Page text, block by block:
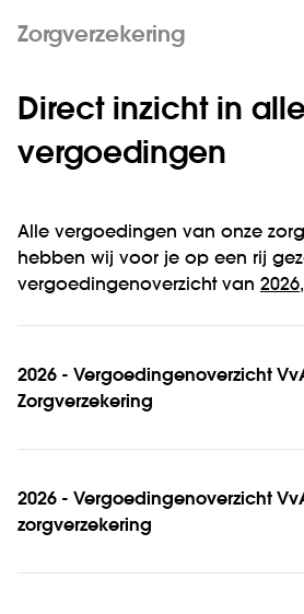
Zorgverzekering
Direct inzicht in alle
vergoedingen
Alle vergoedingen van onze
hebben wij voor je op een rij
vergoedingenoverzicht van 2026,
2026 - Vergoedingenoverzicht
Zorgverzekering
2026 - Vergoedingenoverzicht
zorgverzekering